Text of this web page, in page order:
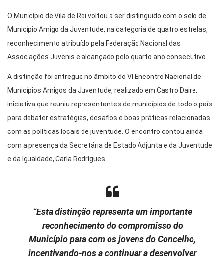
O Município de Vila de Rei voltou a ser distinguido com o selo de
Município Amigo da Juventude, na categoria de quatro estrelas,
reconhecimento atribuído pela Federação Nacional das
Associações Juvenis e alcançado pelo quarto ano consecutivo.
A distinção foi entregue no âmbito do VI Encontro Nacional de
Municípios Amigos da Juventude, realizado em Castro Daire,
iniciativa que reuniu representantes de municípios de todo o país
para debater estratégias, desafios e boas práticas relacionadas
com as políticas locais de juventude. O encontro contou ainda
com a presença da Secretária de Estado Adjunta e da Juventude
e da Igualdade, Carla Rodrigues.
“Esta distinção representa um importante
reconhecimento do compromisso do
Município para com os jovens do Concelho,
incentivando-nos a continuar a desenvolver